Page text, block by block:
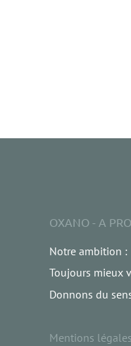
OXANO - A
Notre ambition :
Toujours mieux
Donnons du
Mentions légales